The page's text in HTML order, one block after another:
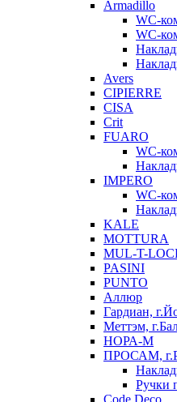
Armadillo
WC-
WC-
Avers
CIPIERRE
CISA
Crit
FUARO
WC-
IMPERO
WC-
KALE
MOTTURA
MUL-T-
PASINI
PUNTO
Аллюр
Гардиан,
Меттэм,
НОРА-М
ПРОСАМ,
Ручки
Code Deco